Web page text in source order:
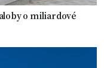
o miliardové